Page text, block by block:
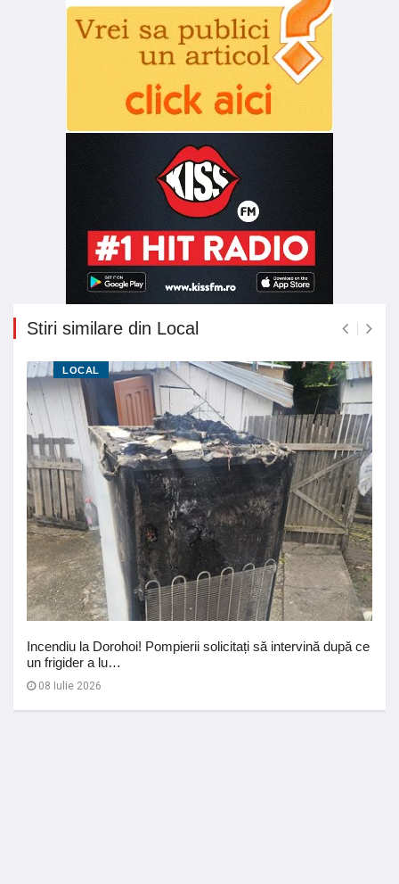
Stiri similare din Local
LOCAL
Incendiu la Dorohoi! Pompierii solicitați să intervină după ce
un frigider a lu…
08 Iulie 2026